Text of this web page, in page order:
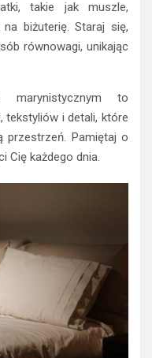
takie jak muszle,
biżuterię. Staraj się,
równowagi, unikając
marynistycznym to
tekstyliów i detali, które
przestrzeń. Pamiętaj o
Cię każdego dnia.